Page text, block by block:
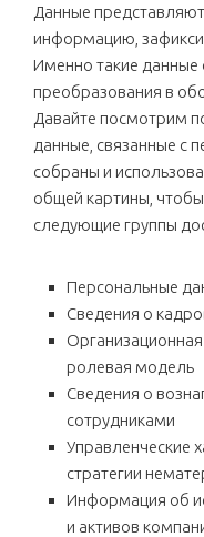
Данные
информацию,
Именно такие
преобразования в
Давайте посмотрим
данные, связанные с
собраны и
общей картины,
следующие группы
Персональные
Сведения о
ролевая модель
Сведения о
сотрудниками
Управленческие
стратегии
Информация об
и активов